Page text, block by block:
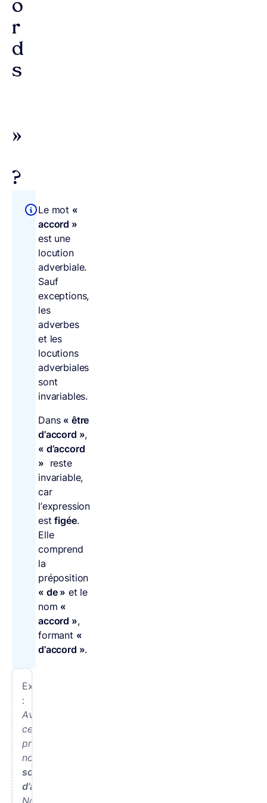
o
r
d
s
»
?
Le mot «
accord »
est une
locution
adverbiale.
Sauf
exceptions,
les
adverbes
et les
locutions
adverbiales
sont
invariables.
Dans « être
d’accord »,
« d’accord
» reste
invariable,
car
l’expression
estfigée.
Elle
comprend
la
préposition
« de » et le
nom «
accord »,
formant «
d’accord ».
Exemples
:
Avec
cette
proposition,
nous
sommes
d’accord
Nous